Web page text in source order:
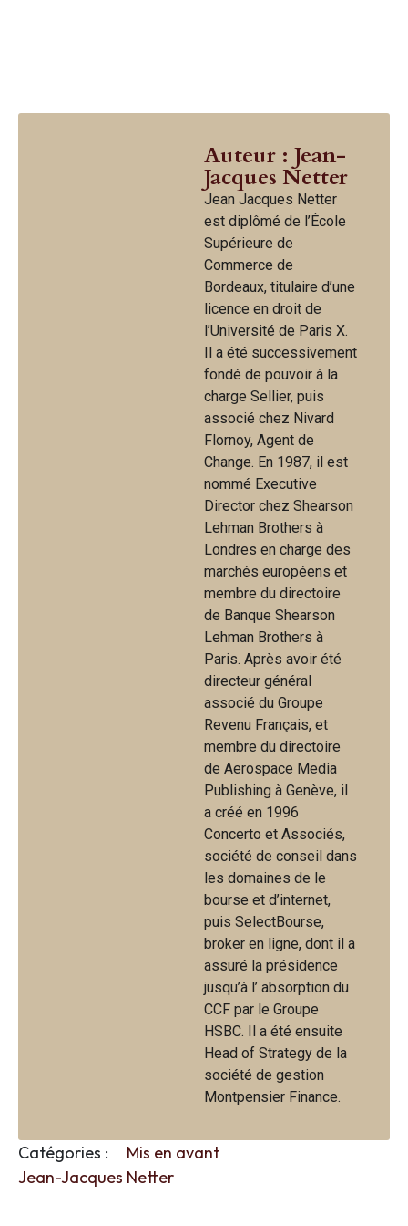
Auteur : Jean-
Jacques Netter
Jean Jacques Netter
est diplômé de l’École
Supérieure de
Commerce de
Bordeaux, titulaire d’une
licence en droit de
l’Université de Paris X.
Il a été successivement
fondé de pouvoir à la
charge Sellier, puis
associé chez Nivard
Flornoy, Agent de
Change. En 1987, il est
nommé Executive
Director chez Shearson
Lehman Brothers à
Londres en charge des
marchés européens et
membre du directoire
de Banque Shearson
Lehman Brothers à
Paris. Après avoir été
directeur général
associé du Groupe
Revenu Français, et
membre du directoire
de Aerospace Media
Publishing à Genève, il
a créé en 1996
Concerto et Associés,
société de conseil dans
les domaines de le
bourse et d’internet,
puis SelectBourse,
broker en ligne, dont il a
assuré la présidence
jusqu’à l’ absorption du
CCF par le Groupe
HSBC. Il a été ensuite
Head of Strategy de la
société de gestion
Montpensier Finance.
Catégories :
Mis en avant
Jean-Jacques Netter